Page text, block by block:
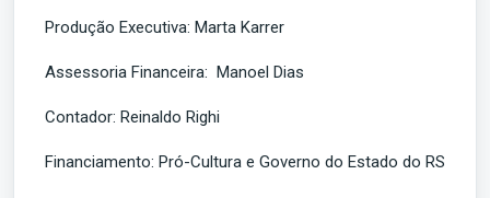
Produção Executiva: Marta Karrer
Assessoria Financeira: Manoel Dias
Contador: Reinaldo Righi
Financiamento: Pró-Cultura e Governo do Estado do RS